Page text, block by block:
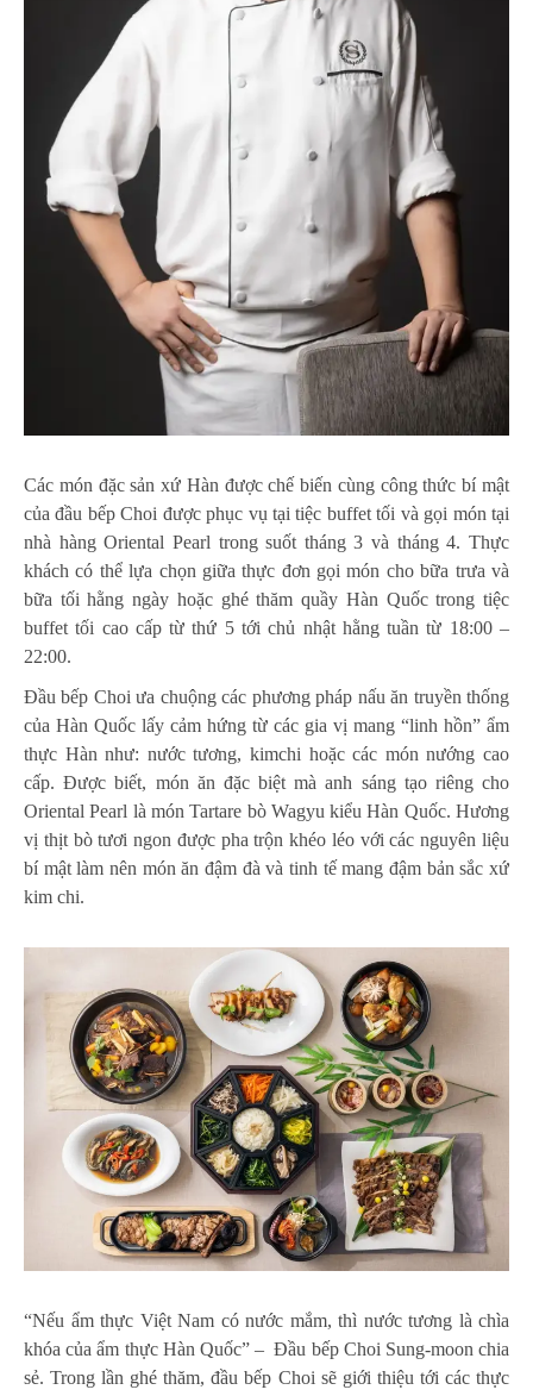
Các món đặc sản xứ Hàn được chế biến cùng công thức bí mật
của đầu bếp Choi được phục vụ tại tiệc buffet tối và gọi món tại
nhà hàng Oriental Pearl trong suốt tháng 3 và tháng 4. Thực
khách có thể lựa chọn giữa thực đơn gọi món cho bữa trưa và
bữa tối hằng ngày hoặc ghé thăm quầy Hàn Quốc trong tiệc
buffet tối cao cấp từ thứ 5 tới chủ nhật hằng tuần từ 18:00 –
22:00.
Đầu bếp Choi ưa chuộng các phương pháp nấu ăn truyền thống
của Hàn Quốc lấy cảm hứng từ các gia vị mang “linh hồn” ẩm
thực Hàn như: nước tương, kimchi hoặc các món nướng cao
cấp. Được biết, món ăn đặc biệt mà anh sáng tạo riêng cho
Oriental Pearl là món Tartare bò Wagyu kiểu Hàn Quốc. Hương
vị thịt bò tươi ngon được pha trộn khéo léo với các nguyên liệu
bí mật làm nên món ăn đậm đà và tinh tế mang đậm bản sắc xứ
kim chi.
“Nếu ẩm thực Việt Nam có nước mắm, thì nước tương là chìa
khóa của ẩm thực Hàn Quốc” – Đầu bếp Choi Sung-moon chia
sẻ. Trong lần ghé thăm, đầu bếp Choi sẽ giới thiệu tới các thực